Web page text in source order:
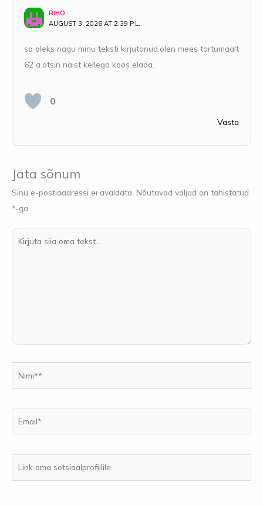
RIHO
AUGUST 3, 2026 AT 2:39 P.L.
sa oleks nagu minu teksti kirjutanud.olen mees tartumaalt
62 a.otsin naist kellega koos elada.
0
Vasta
Jäta sõnum
Sinu e-postiaadressi ei avaldata. Nõutavad väljad on tähistatud
*-ga
Kirjuta
siia